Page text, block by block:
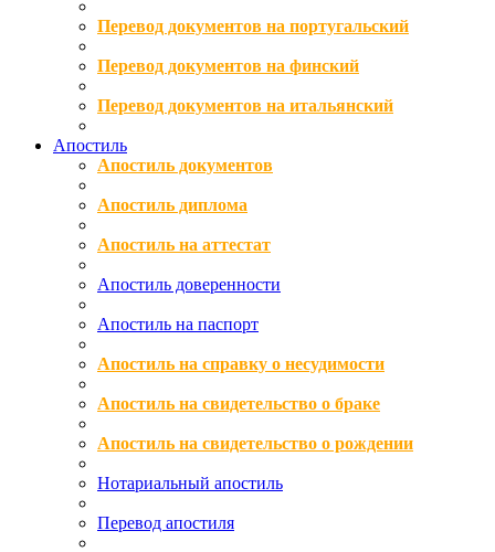
Перевод документов на португальский
Перевод документов на финский
Перевод документов на итальянский
Апостиль
Апостиль документов
Апостиль диплома
Апостиль на аттестат
Апостиль доверенности
Апостиль на паспорт
Апостиль на справку о несудимости
Апостиль на свидетельство о браке
Апостиль на свидетельство о рождении
Нотариальный апостиль
Перевод апостиля